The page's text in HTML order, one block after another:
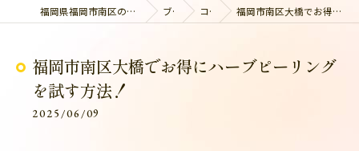
福岡県福岡市南区の整体なら美容整骨サロン plume ブログ コラム 福岡市南区大橋でお得にハーブピーリングを試す方法！
福岡市南区大橋でお得にハーブピーリング
を試す方法！
2025/06/09